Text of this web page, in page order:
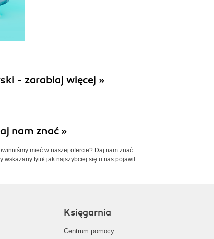
- zarabiaj więcej »
nam znać »
mieć w naszej ofercie? Daj nam znać.
wskazany tytuł jak najszybciej się u nas pojawił.
Księgarnia
Centrum pomocy